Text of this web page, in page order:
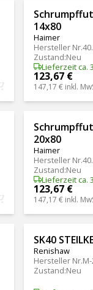
14x80
Haimer
Hersteller Nr.
Zustand:Neu
Lieferzeit ca.
123,67 €
147,17 € inkl.
20x80
Haimer
Hersteller Nr.
Zustand:Neu
Lieferzeit ca.
123,67 €
147,17 € inkl.
SK40
Renishaw
Hersteller Nr.
Zustand:Neu